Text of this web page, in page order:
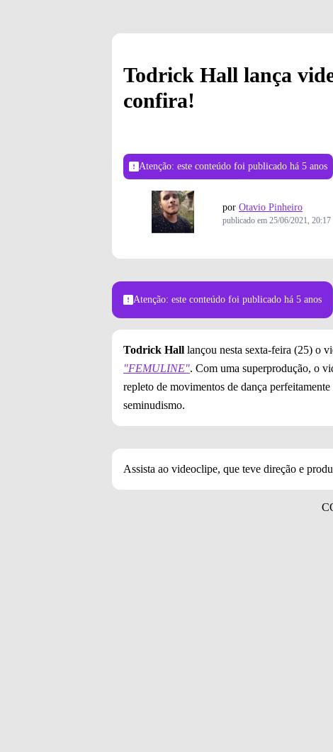
Todrick Hall lança
confira!
Atenção: este conteúdo foi publicado há 5 anos
por Otavio Pinheiro
publicado em 25/06/2021, 20:17
Atenção: este conteúdo foi publicado há 5 anos
Todrick Hall lançou nesta sexta-feira (25) o
"FEMULINE". Com uma superprodução, o
repleto de movimentos de dança
seminudismo.
Assista ao videoclipe, que teve direção e